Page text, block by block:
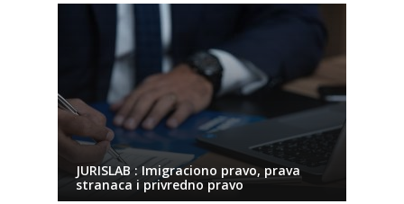
JURISLAB : Imigraciono pravo, prava
stranaca i privredno pravo